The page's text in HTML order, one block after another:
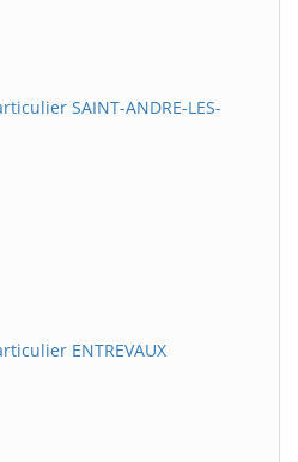
SAINT-ANDRE-LES-
ENTREVAUX